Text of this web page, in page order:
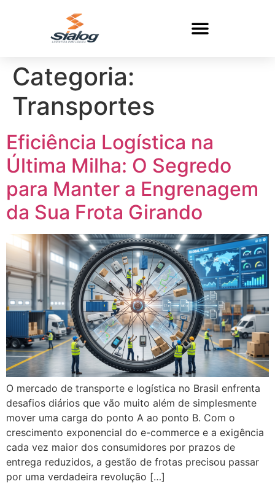
Categoria:
Transportes
Eficiência Logística na
Última Milha: O Segredo
para Manter a Engrenagem
da Sua Frota Girando
O mercado de transporte e logística no Brasil enfrenta
desafios diários que vão muito além de simplesmente
mover uma carga do ponto A ao ponto B. Com o
crescimento exponencial do e-commerce e a exigência
cada vez maior dos consumidores por prazos de
entrega reduzidos, a gestão de frotas precisou passar
por uma verdadeira revolução […]